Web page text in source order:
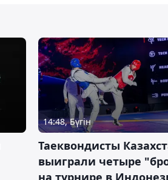
14:48, Бүгін
Таеквондисты
выиграли четыре